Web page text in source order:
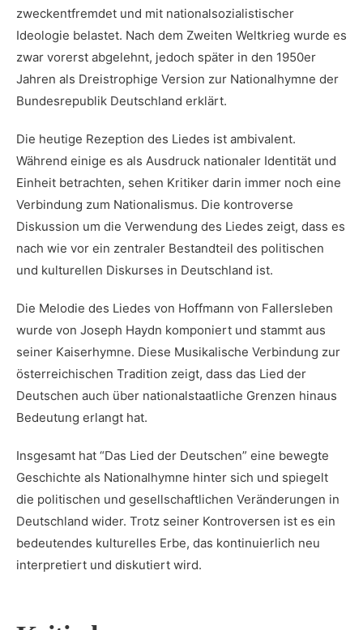
zweckentfremdet und mit⁣ nationalsozialistischer
Ideologie belastet. Nach dem Zweiten Weltkrieg⁤ wurde es
zwar⁣ vorerst abgelehnt, jedoch später in den 1950er
Jahren als ⁤Dreistrophige Version zur‍ Nationalhymne der
Bundesrepublik Deutschland erklärt.
Die ⁣heutige Rezeption des Liedes ist ambivalent.
Während einige ‌es als Ausdruck nationaler Identität und
Einheit betrachten, ‌sehen Kritiker darin immer noch eine
Verbindung zum Nationalismus. Die kontroverse
Diskussion um die Verwendung des Liedes zeigt, dass es
nach wie vor ein zentraler Bestandteil des politischen⁣
und kulturellen Diskurses in Deutschland ist.
Die Melodie des Liedes von Hoffmann von Fallersleben
wurde von Joseph ‍Haydn komponiert und stammt aus
seiner Kaiserhymne. Diese Musikalische Verbindung⁣ zur
österreichischen‍ Tradition zeigt, dass ⁣das Lied der
Deutschen auch über nationalstaatliche Grenzen hinaus
Bedeutung erlangt hat.
Insgesamt hat “Das Lied der Deutschen”‍ eine bewegte
Geschichte als ⁤Nationalhymne hinter ⁤sich und ⁤spiegelt
die politischen und⁢ gesellschaftlichen Veränderungen in
Deutschland wider. Trotz⁢ seiner Kontroversen ist es‍ ein
bedeutendes kulturelles Erbe, das kontinuierlich‌ neu
interpretiert und diskutiert wird.